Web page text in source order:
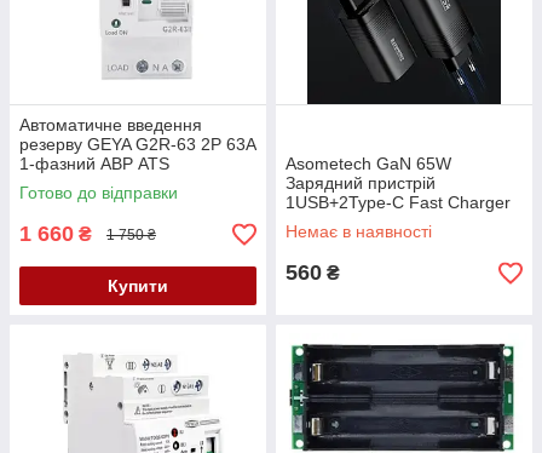
Автоматичне введення
резерву GEYA G2R-63 2P 63А
1-фазний АВР ATS
Готово до відправки
1 660 ₴ 1 750 ₴
Купити
Asometech GaN 65W
Зарядний пристрій
1USB+2Type-C Fast Charger
Black
Немає в наявності
560 ₴